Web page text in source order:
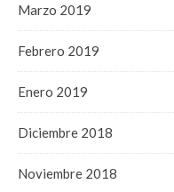
Marzo 2019
Febrero 2019
Enero 2019
Diciembre 2018
Noviembre 2018